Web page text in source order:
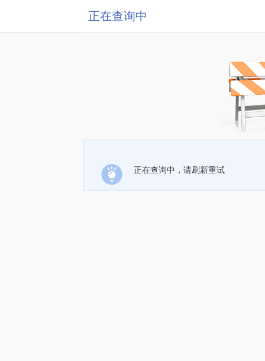
正在查询中
正在查询中，请刷新重试